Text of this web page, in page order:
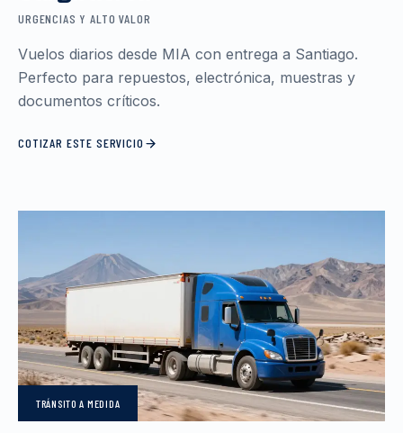
URGENCIAS Y ALTO VALOR
Vuelos diarios desde MIA con entrega a Santiago.
Perfecto para repuestos, electrónica, muestras y
documentos críticos.
COTIZAR ESTE SERVICIO
TRÁNSITOA MEDIDA